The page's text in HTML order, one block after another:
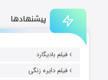
پیشنهادها
فیلم بادیگارد
فیلم دایره زنگی